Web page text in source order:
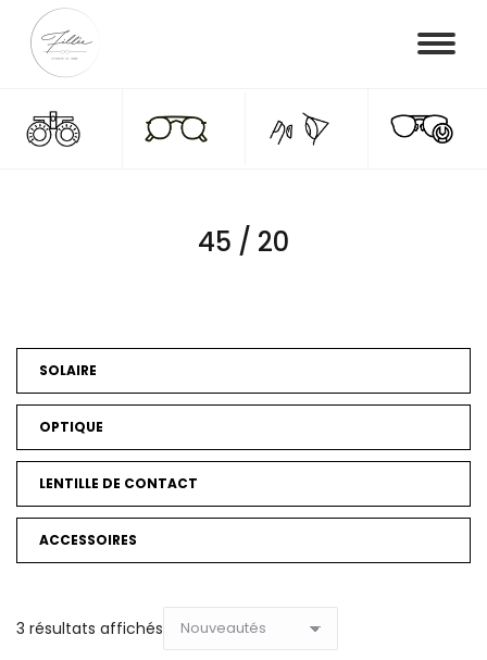
45 / 20
SOLAIRE
OPTIQUE
LENTILLE DE CONTACT
ACCESSOIRES
3 résultats affichés Trié
du